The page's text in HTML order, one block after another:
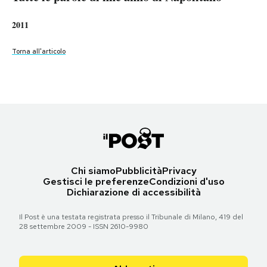
PODCAST
CALENDARIO
AREA PERSONALE
2006
Torna all'articolo
2007
Torna all'articolo
2008
Torna all'articolo
2010
Torna all'articolo
2011
Torna all'articolo
Torna all'articolo
2013
Torna all'articolo
Chi siamoPubblicitàPrivacy
Gestisci le preferenzeCondizioni d'uso
Dichiarazione di accessibilità
Il Post è una testata registrata presso il Tribunale di Milano, 419 del
28 settembre 2009 - ISSN 2610-9980